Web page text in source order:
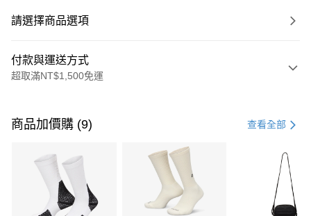
請選擇商品選項
付款與運送方式
超取滿NT$1,500免運
信用卡一次付款
3 期 0 利率 每期 21家銀行
合作金庫商業銀行
第一商業銀行
華南商業銀行
彰化商業銀行
商品加價購 (9) 查看全部